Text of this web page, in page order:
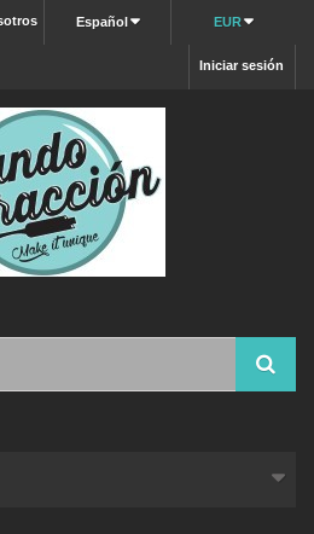
EUR
Español
Iniciar sesión